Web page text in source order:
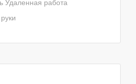
Удаленная работа